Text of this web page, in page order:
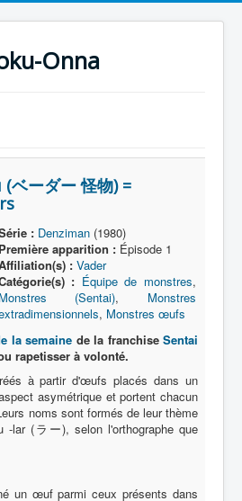
Onna
Denziman (電子 戦
) = Escadron
ベーダー 怪物) =
: Denziman(1980)
Première apparition :Épisode 1
: Vader
: Équipe de monstres,
Monstres (Sentai), Monstres
, Monstres œufs
la semaine de la franchise Sentai
rapetisser à volonté.
à partir d'œufs placés dans un
asymétrique et portent chacun
noms sont formés de leur thème
lar (ラー), selon l'orthographe que
un œuf parmi ceux présents dans